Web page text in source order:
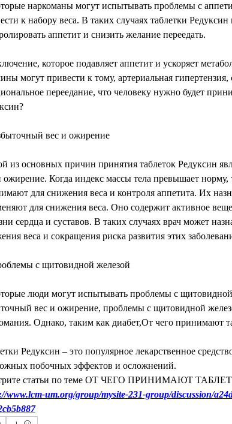
наркоманы могут испытывать проблемы с
к набору веса. В таких случаях таблетки
аппетит и снизить желание переедать.
которое подавляет аппетит и ускоряет
могут привести к тому, артериальная гипертензия,
переедание, что человеку нужно будет
вес и ожирение
из основных причин принятия таблеток Редуксин
ожирение. Когда индекс массы тела превышает норму,
для снижения веса и контроля аппетита. Их
для снижения веса. Оно содержит активное
сердца и суставов. В таких случаях врач может
веса и сокращения риска развития этих
с щитовидной железой
люди могут испытывать проблемы с
вес и ожирение, проблемы с щитовидной
Однако, таким как диабет,От чего принимают
Редуксин – это популярное лекарственное
побочных эффектов и осложнений.
статьи по теме ОТ ЧЕГО ПРИНИМАЮТ
www.lcm-um.org/group/mysite-231-group/discussion/